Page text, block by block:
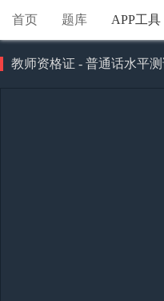
首页 题库 APP工具
教师资格证 - 普通话水平